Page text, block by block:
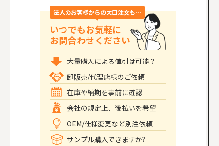
法人のお客様からの大口注文も…
いつでもお気軽に
お問合わせください
大量購入による値引は可能？
卸販売/代理店様のご依頼
在庫や納期を事前に確認
会社の規定上、後払いを希望
OEM/仕様変更など別注依頼
サンプル購入できますか?